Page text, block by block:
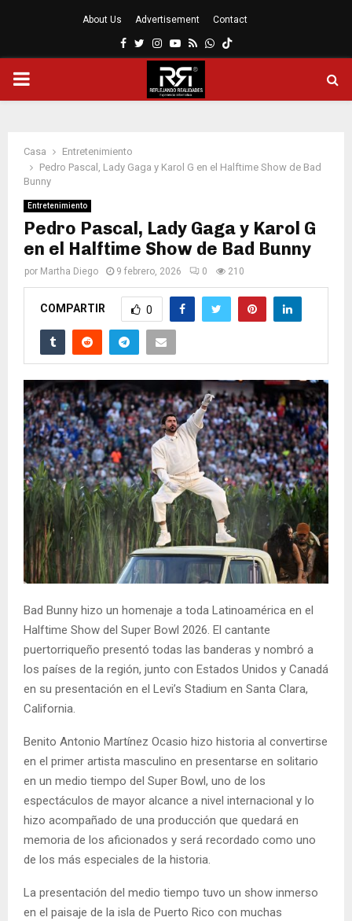
About Us Advertisement Contact
Facebook
Twitter
Instagram
Youtube
RssWhatsapp
MENÚ
Casa
Entretenimiento
Pedro Pascal, Lady Gaga y Karol G en el Halftime Show de Bad
Bunny
Entretenimiento
Pedro Pascal, Lady Gaga y Karol G
en el Halftime Show de Bad Bunny
por Martha Diego 9 febrero, 2026 0 210
COMPARTIR 0
Bad Bunny hizo un homenaje a toda Latinoamérica en el
Halftime Show del Super Bowl 2026. El cantante
puertorriqueño presentó todas las banderas y nombró a
los países de la región, junto con Estados Unidos y Canadá
en su presentación en el Levi’s Stadium en Santa Clara,
California.
Benito Antonio Martínez Ocasio hizo historia al convertirse
en el primer artista masculino en presentarse en solitario
en un medio tiempo del Super Bowl, uno de los
espectáculos de mayor alcance a nivel internacional y lo
hizo acompañado de una producción que quedará en
memoria de los aficionados y será recordado como uno
de los más especiales de la historia.
La presentación del medio tiempo tuvo un show inmerso
en el paisaje de la isla de Puerto Rico con muchas